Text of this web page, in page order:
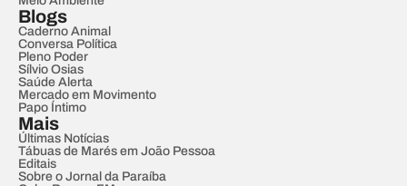
Blogs
Caderno Animal
Conversa Política
Pleno Poder
Sílvio Osias
Saúde Alerta
Mercado em Movimento
Papo Íntimo
Mais
Últimas Notícias
Tábuas de Marés em João Pessoa
Editais
Sobre o Jornal da Paraíba